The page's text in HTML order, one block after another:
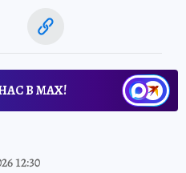
В МАХ!
12:30